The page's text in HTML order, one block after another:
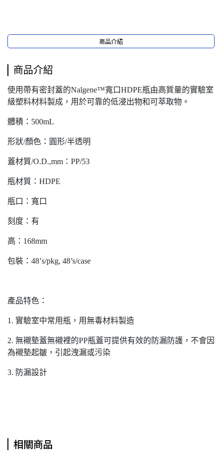
商品介紹
商品介紹
使用帶有密封蓋的Nalgene™寬口HDPE瓶由高質量的實驗室
級塑料材料製成，用於可靠的低浸出物和可萃取物。
體積：500mL
形狀/顏色：圓形/半透明
蓋材質/O.D.,mm：PP/53
瓶材質：HDPE
瓶口：寬口
刻度：有
高：168mm
包裝：48’s/pkg, 48’s/case
產品特色：
1. 實驗室中常用瓶，用無毒材料製造
2. 無襯墊蓋無襯裡的PP瓶蓋可提供有效的防漏防護，不會因
為襯墊起皺，引起洩漏或污染
3. 防漏設計
相關商品